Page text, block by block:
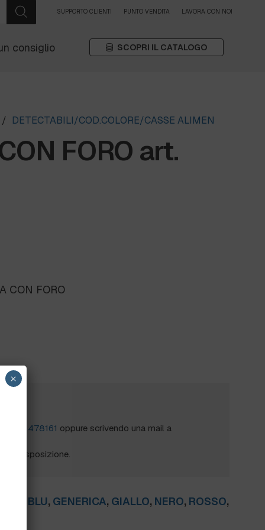
SUPPORTO CLIENTI PUNTO VENDITA LAVORA CON NOI
consiglio SCOPRI IL CATALOGO
/ DETECTABILI/COD.COLORE/CASSE ALIMEN
FORO art.
CON FORO
0172 478161 oppure scrivendo una mail a
a disposizione.
BLU, GENERICA, GIALLO, NERO, ROSSO,
×